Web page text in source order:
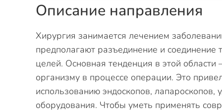
Описание направления
Хирургия занимается лечением
предполагают разъединение и соединение
целей. Основная тенденция в этой
организму в процессе операции. Это
использованию эндоскопов,
оборудования. Чтобы уметь применять